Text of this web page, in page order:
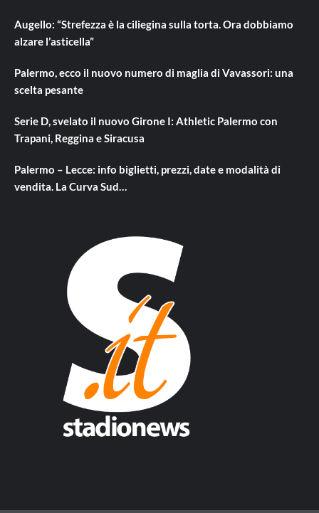
Augello: “Strefezza è la ciliegina sulla torta. Ora dobbiamo
alzare l’asticella”
Palermo, ecco il nuovo numero di maglia di Vavassori: una
scelta pesante
Serie D, svelato il nuovo Girone I: Athletic Palermo con
Trapani, Reggina e Siracusa
Palermo – Lecce: info biglietti, prezzi, date e modalità di
vendita. La Curva Sud…